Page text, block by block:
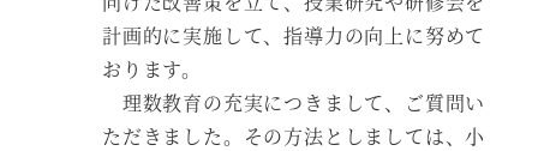
計画的に実施して、指導力の向上に努めて
おります。
理数教育の充実につきまして、ご質問い
ただきました。その方法としましては、小